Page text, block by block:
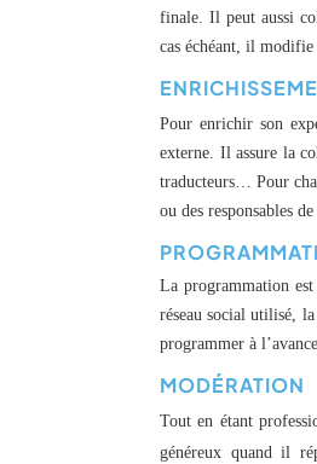
finale. Il peut aussi
cas échéant, il
Pour enrichir son
externe. Il assure la
traducteurs… Pour
ou des responsables
La programmation
réseau social utilisé,
programmer à
MODÉRATION
Tout en étant
généreux quand il